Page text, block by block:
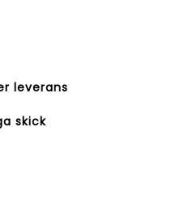
leverans
skick